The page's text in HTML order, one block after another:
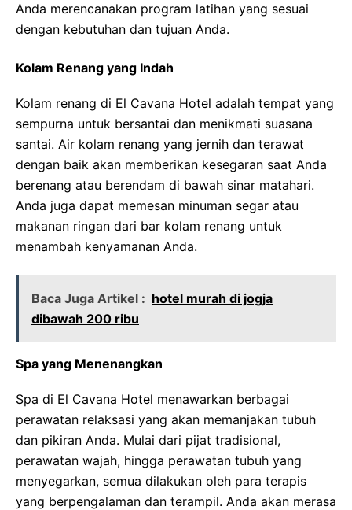
Anda merencanakan program latihan yang sesuai
dengan kebutuhan dan tujuan Anda.
Kolam Renang yang Indah
Kolam renang di El Cavana Hotel adalah tempat yang
sempurna untuk bersantai dan menikmati suasana
santai. Air kolam renang yang jernih dan terawat
dengan baik akan memberikan kesegaran saat Anda
berenang atau berendam di bawah sinar matahari.
Anda juga dapat memesan minuman segar atau
makanan ringan dari bar kolam renang untuk
menambah kenyamanan Anda.
Baca Juga Artikel : hotel murah di jogja
dibawah 200 ribu
Spa yang Menenangkan
Spa di El Cavana Hotel menawarkan berbagai
perawatan relaksasi yang akan memanjakan tubuh
dan pikiran Anda. Mulai dari pijat tradisional,
perawatan wajah, hingga perawatan tubuh yang
menyegarkan, semua dilakukan oleh para terapis
yang berpengalaman dan terampil. Anda akan merasa